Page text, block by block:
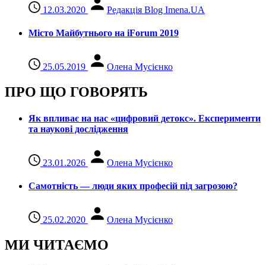
12.03.2020 Редакція Blog Imena.UA
Місто Майбутнього на iForum 2019
25.05.2019 Олена Мусієнко
ПРО ЩО ГОВОРЯТЬ
Як впливає на нас «цифровий детокс». Експерименти
та наукові дослідження
23.01.2026 Олена Мусієнко
Самотність — люди яких професій під загрозою?
25.02.2020 Олена Мусієнко
МИ ЧИТАЄМО